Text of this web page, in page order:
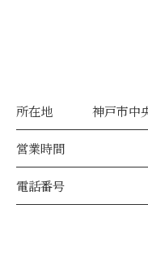
所在地 神戸市中
営業時間
電話番号